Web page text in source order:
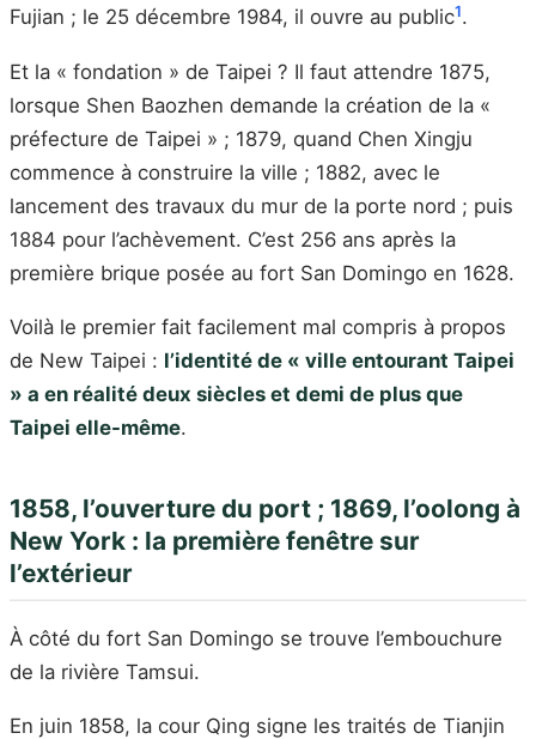
Fujian ; le 25 décembre 1984, il ouvre au public1.
Et la « fondation » de Taipei ? Il faut attendre 1875,
lorsque Shen Baozhen demande la création de la «
préfecture de Taipei » ; 1879, quand Chen Xingju
commence à construire la ville ; 1882, avec le
lancement des travaux du mur de la porte nord ; puis
1884 pour l’achèvement. C’est 256 ans après la
première brique posée au fort San Domingo en 1628.
Voilà le premier fait facilement mal compris à propos
de New Taipei : l’identité de « ville entourant Taipei
» a en réalité deux siècles et demi de plus que
Taipei elle-même.
1858, l’ouverture du port ; 1869, l’oolong à
New York : la première fenêtre sur
l’extérieur
À côté du fort San Domingo se trouve l’embouchure
de la rivière Tamsui.
En juin 1858, la cour Qing signe les traités de Tianjin